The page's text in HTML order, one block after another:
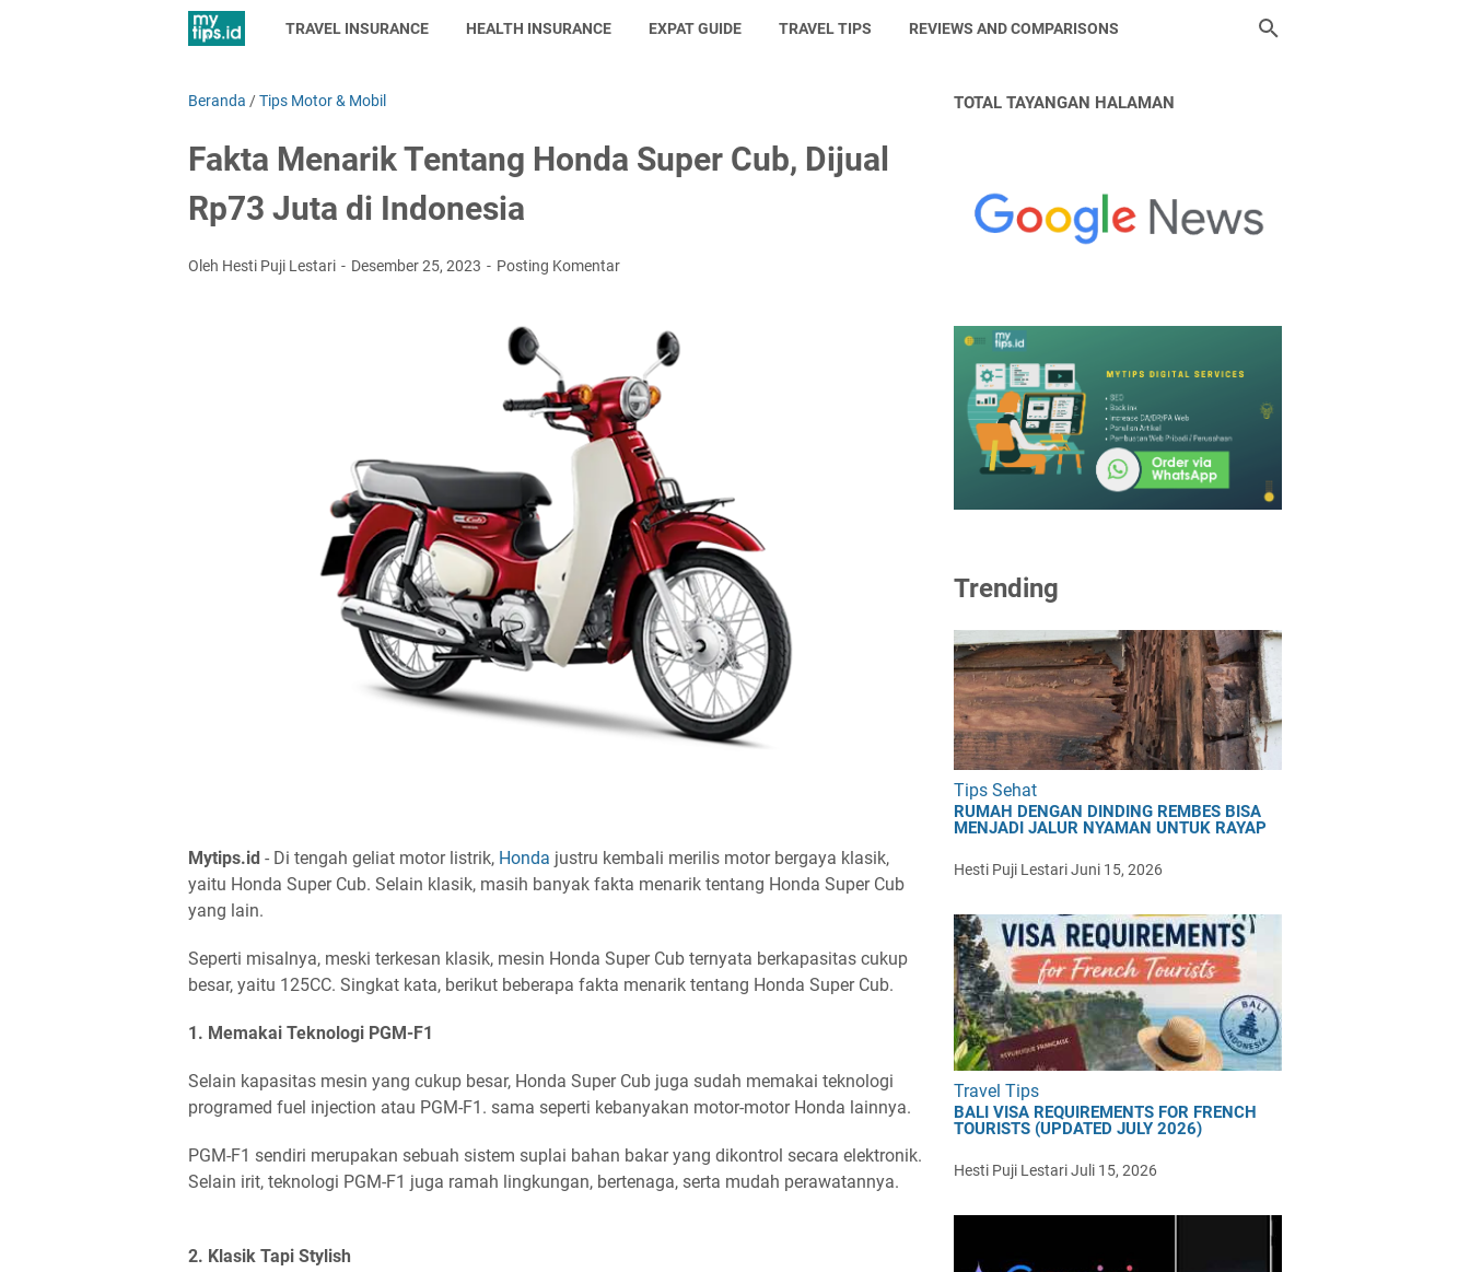
TRAVEL INSURANCE HEALTH INSURANCE EXPAT GUIDE TRAVEL TIPS REVIEWS AND COMPARISONS
Beranda /Tips Motor & Mobil
Fakta Menarik Tentang Honda Super Cub, Dijual
Rp73 Juta di Indonesia
Oleh Hesti Puji Lestari Desember 25, 2023 Posting Komentar
Mytips.id - Di tengah geliat motor listrik, Honda justru kembali merilis motor bergaya klasik,
yaitu Honda Super Cub. Selain klasik, masih banyak fakta menarik tentang Honda Super Cub
yang lain.
Seperti misalnya, meski terkesan klasik, mesin Honda Super Cub ternyata berkapasitas cukup
besar, yaitu 125CC. Singkat kata, berikut beberapa fakta menarik tentang Honda Super Cub.
1. Memakai Teknologi PGM-F1
Selain kapasitas mesin yang cukup besar, Honda Super Cub juga sudah memakai teknologi
programed fuel injection atau PGM-F1. sama seperti kebanyakan motor-motor Honda lainnya.
PGM-F1 sendiri merupakan sebuah sistem suplai bahan bakar yang dikontrol secara elektronik.
Selain irit, teknologi PGM-F1 juga ramah lingkungan, bertenaga, serta mudah perawatannya.
2. Klasik Tapi Stylish
TOTAL TAYANGAN HALAMAN
Trending
Tips Sehat
RUMAH DENGAN DINDING REMBES BISA
MENJADI JALUR NYAMAN UNTUK RAYAP
Hesti Puji LestariJuni 15, 2026
Travel Tips
BALI VISA REQUIREMENTS FOR FRENCH
TOURISTS (UPDATED JULY 2026)
Hesti Puji LestariJuli 15, 2026